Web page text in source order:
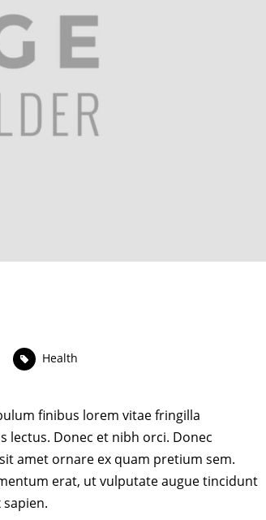
Health
finibus lorem vitae fringilla
lectus. Donec et nibh orci. Donec
amet ornare ex quam pretium sem.
erat, ut vulputate augue tincidunt